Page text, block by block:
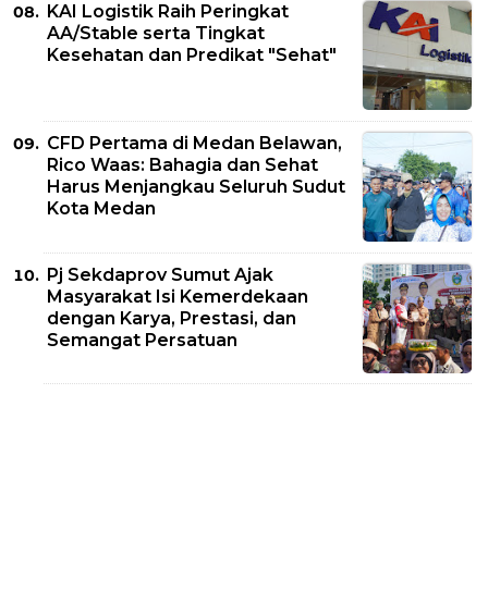
KAI Logistik Raih Peringkat
AA/Stable serta Tingkat
Kesehatan dan Predikat "Sehat"
CFD Pertama di Medan Belawan,
Rico Waas: Bahagia dan Sehat
Harus Menjangkau Seluruh Sudut
Kota Medan
Pj Sekdaprov Sumut Ajak
Masyarakat Isi Kemerdekaan
dengan Karya, Prestasi, dan
Semangat Persatuan